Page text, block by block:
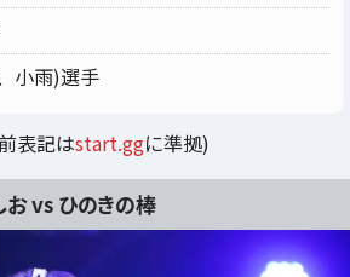
小雨)選手
表記はstart.ggに準拠)
お vs ひのきの棒